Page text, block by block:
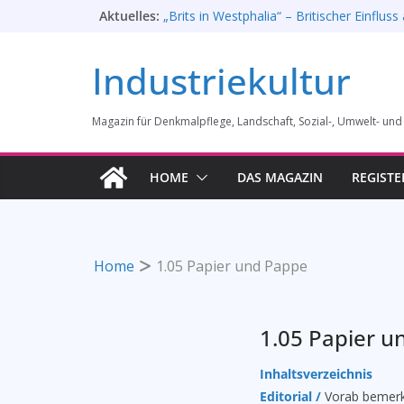
Aktuelles: „Brits in Westphalia“ – Britischer Einfluss
Erfolgreiche Demo am 1. August 2026
Prof. Dr. Rainer Slotta (1.5.1946-16.6.2026)
Gussstahlfabrikation 1860 -1945:
Rahmenprogramm der Tagung des
Industriekultur in Augsburg 11/26
Industriekultur
Magazin für Denkmalpflege, Landschaft, Sozial-, Umwelt-
HOME DAS MAGAZIN
Home 1.05 Papier und Pappe
1.05 Papier
Inhaltsverzeichnis
Editorial / Vorab